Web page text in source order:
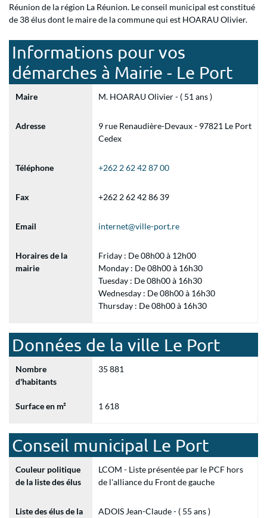
Réunion de la région La Réunion. Le conseil municipal est constitué
de 38 élus dont le maire de la commune qui est HOARAU Olivier.
Informations pour vos
démarches à Mairie - Le Port
Maire M. HOARAU Olivier - ( 51 ans )
Adresse
9 rue Renaudière-Devaux - 97821 Le Port
Cedex
Téléphone +262 2 62 42 87 00
Fax +262 2 62 42 86 39
Email internet@ville-port.re
Horaires de la
mairie
Friday : De 08h00 à 12h00
Monday : De 08h00 à 16h30
Tuesday : De 08h00 à 16h30
Wednesday : De 08h00 à 16h30
Thursday : De 08h00 à 16h30
Données de la ville Le Port
Nombre
d'habitants
35 881
Surface en m² 1 618
Conseil municipal Le Port
Couleur politique
de la liste des élus
LCOM - Liste présentée par le PCF hors
de l'alliance du Front de gauche
Liste des élus de la
ADOIS Jean-Claude - ( 55 ans )